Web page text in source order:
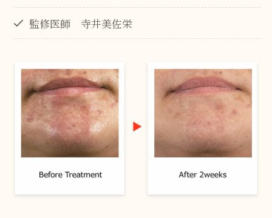
監修医師 寺井美佐栄